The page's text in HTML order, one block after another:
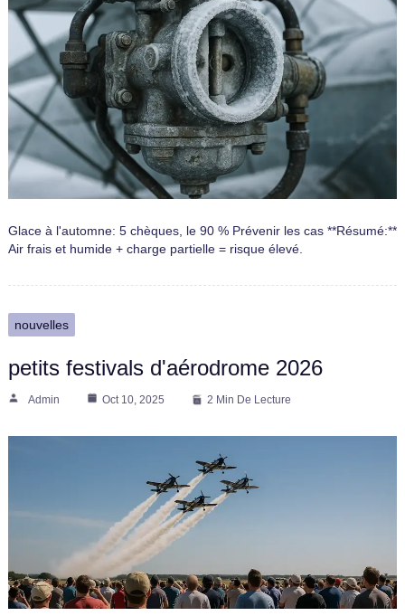
Glace à l'automne: 5 chèques, le 90 % Prévenir les cas **Résumé:**
Air frais et humide + charge partielle = risque élevé.
nouvelles
petits festivals d'aérodrome 2026
Admin Oct 10, 2025 2 Min De Lecture